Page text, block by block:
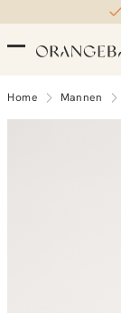
Home Mannen